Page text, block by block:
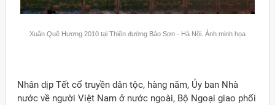
Xuân Quê Hương 2010 tại Thiên đường Bảo Sơn - Hà Nội. Ảnh minh họa
Nhân dịp Tết cổ truyền dân tộc, hàng năm, Ủy ban Nhà
nước về người Việt Nam ở nước ngoài, Bộ Ngoại giao phối